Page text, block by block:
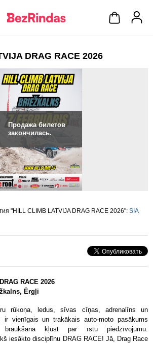
DRAG RACE 2026
Продажа билетов
закончилась.
"HILL CLIMB LATVIJA DRAG RACE 2026": SIA
RACE 2026
Ērgļi
rūkoņa, ledus, sīvas cīņas, adrenalīns un
vienīgais un trakākais auto-moto pasākums
kļūst par īstu piedzīvojumu.
iesākto disciplīnu DRAG RACE! Jā, Drag Race